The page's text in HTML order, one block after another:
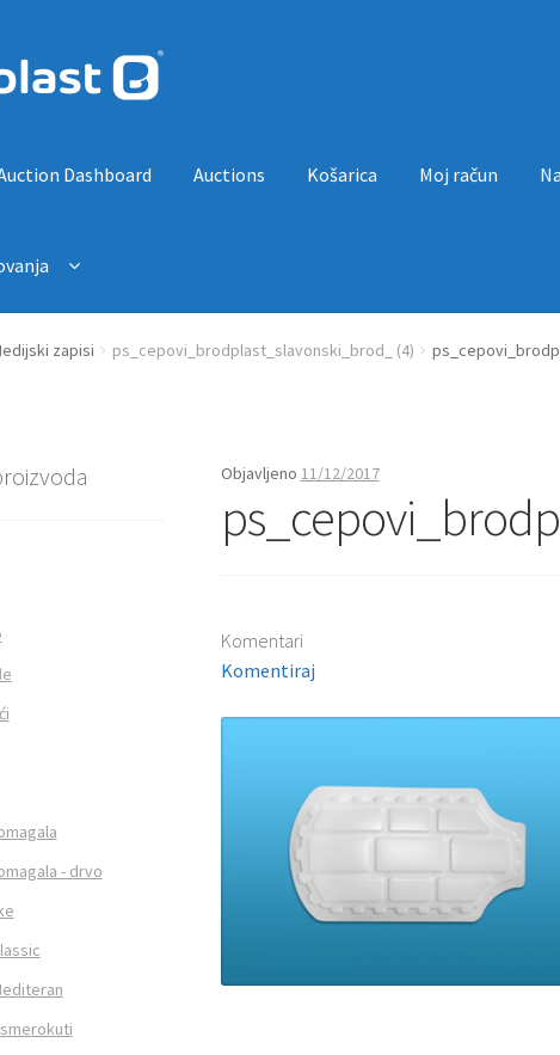
Dashboard Auctions Košarica Moj račun
DashboardAuctions Košarica Moj račun Naplata ProizvodiUvjeti
zapisi ps_cepovi_brodplast_slavonski_brod_ (4)
Objavljeno 11/12/2017
Komentari
Komentiraj
- drvo